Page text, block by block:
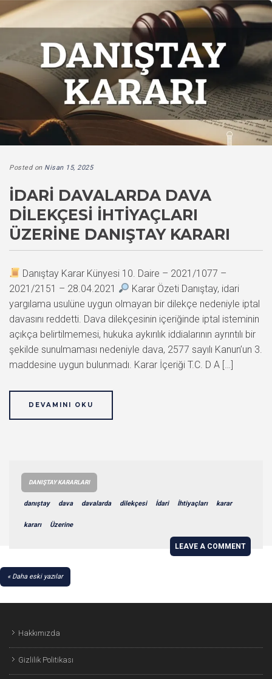
Posted on Nisan 15, 2025
İDARI DAVALARDA DAVA
DILEKÇESI İHTIYAÇLARI
ÜZERINE DANIŞTAY KARARI
Danıştay Karar Künyesi 10. Daire – 2021/1077 –
2021/2151 – 28.04.2021
Karar Özeti Danıştay, idari
yargılama usulüne uygun olmayan bir dilekçe nedeniyle iptal
davasını reddetti. Dava dilekçesinin içeriğinde iptal isteminin
açıkça belirtilmemesi, hukuka aykırılık iddialarının ayrıntılı bir
şekilde sunulmaması nedeniyle dava, 2577 sayılı Kanun’un 3.
maddesine uygun bulunmadı. Karar İçeriği T.C. D A […]
DEVAMINI OKU
DANIŞTAY KARARLARI
danıştay dava davalarda dilekçesi İdari İhtiyaçları karar
kararı Üzerine
LEAVE A COMMENT
YAZI
Daha eski yazılar
Hakkımızda
Gizlilik Politikası